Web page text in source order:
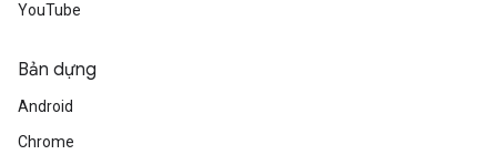
YouTube
Bản dựng
Android
Chrome